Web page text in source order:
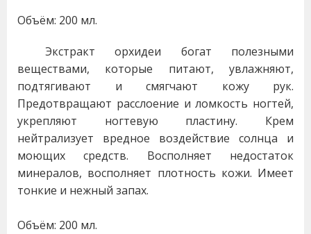
Объём: 200 мл.
Экстракт орхидеи богат полезными
веществами, которые питают, увлажняют,
подтягивают и смягчают кожу рук.
Предотвращают расслоение и ломкость ногтей,
укрепляют ногтевую пластину. Крем
нейтрализует вредное воздействие солнца и
моющих средств. Восполняет недостаток
минералов, восполняет плотность кожи. Имеет
тонкие и нежный запах.
Объём: 200 мл.